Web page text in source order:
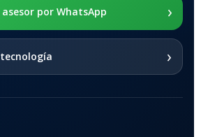
por WhatsApp ›
›